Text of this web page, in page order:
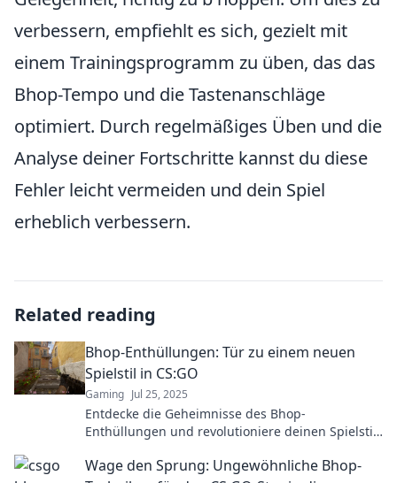
verbessern, empfiehlt es sich, gezielt mit
einem Trainingsprogramm zu üben, das das
Bhop-Tempo und die Tastenanschläge
optimiert. Durch regelmäßiges Üben und die
Analyse deiner Fortschritte kannst du diese
Fehler leicht vermeiden und dein Spiel
erheblich verbessern.
Related reading
Bhop-Enthüllungen: Tür zu einem neuen
Spielstil in CS:GO
Gaming Jul 25, 2025
Entdecke die Geheimnisse des Bhop-
Enthüllungen und revolutioniere deinen Spielstil
Wage den Sprung: Ungewöhnliche Bhop-